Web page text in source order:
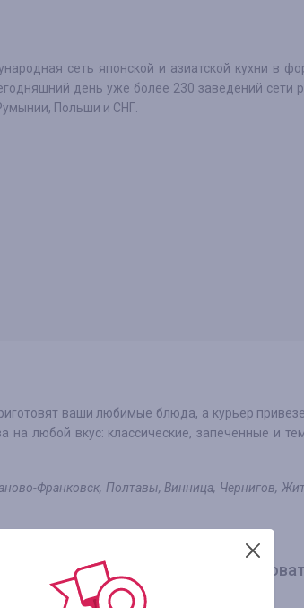
сеть японской и азиатской кухни в
день уже более 230 заведений сети
Польши и СНГ.
ваши любимые блюда, а курьер
любой вкус: классические, запеченные и
Франковск, Полтавы, Винница, Чернигов,
(существующий